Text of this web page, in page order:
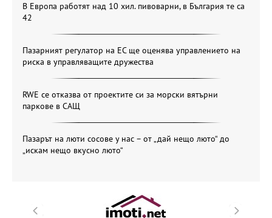
В Европа работят над 10 хил. пивоварни, в България те са
42
Пазарният регулатор на ЕС ще оценява управлението на
риска в управляващите дружества
RWE се отказва от проектите си за морски вятърни
паркове в САЩ
Пазарът на люти сосове у нас – от „дай нещо люто“ до
„искам нещо вкусно люто“